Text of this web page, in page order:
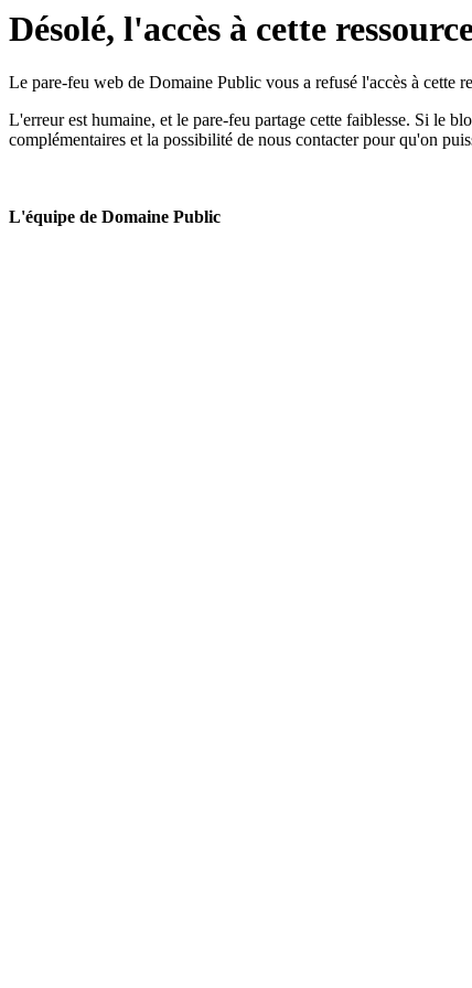
Désolé, l'accès à cette
Le pare-feu web de Domaine Public vous a refusé l'accès à cette
L'erreur est humaine, et le pare-feu partage cette faiblesse. Si le
complémentaires et la possibilité de nous contacter pour qu'on
L'équipe de Domaine Public